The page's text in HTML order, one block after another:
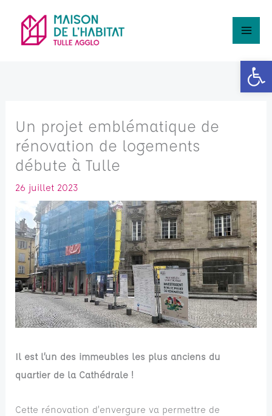
contenu
Un projet emblématique de
rénovation de logements
débute à Tulle
26 juillet 2023
Il est l’un des immeubles les plus anciens du
quartier de la Cathédrale !
Cette rénovation d’envergure va permettre de